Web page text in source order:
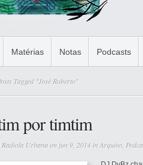
Matérias Notas Podcasts
Tagged "José Roberto"
por timtim
Radiola Urbanaon jun 9, 2014 inArquivo